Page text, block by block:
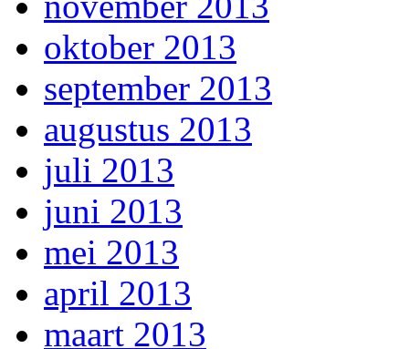
oktober 2013
september 2013
augustus 2013
juli 2013
juni 2013
mei 2013
april 2013
maart 2013